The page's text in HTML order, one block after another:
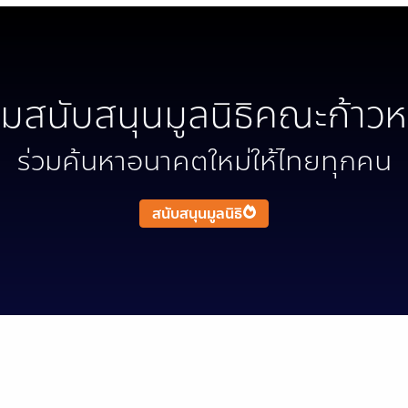
สนับสนุนมูลนิธิคณะก้าว
ร่วมค้นหาอนาคตใหม่ให้ไทยทุกคน
สนับสนุนมูลนิธิ